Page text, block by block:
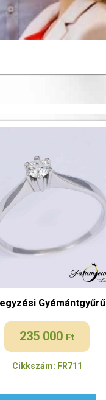
Gyémántgyűrű
235 000 Ft
Cikkszám: FR711